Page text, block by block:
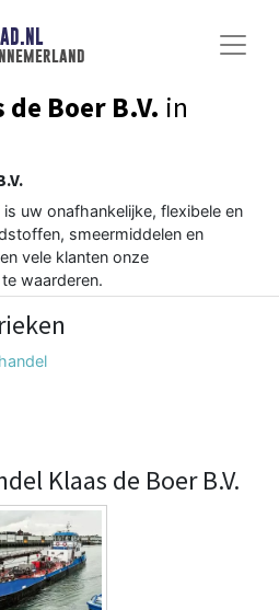
Boer B.V. in
uw onafhankelijke, flexibele en
smeermiddelen en
vele klanten onze
waarderen.
Klaas de Boer B.V.